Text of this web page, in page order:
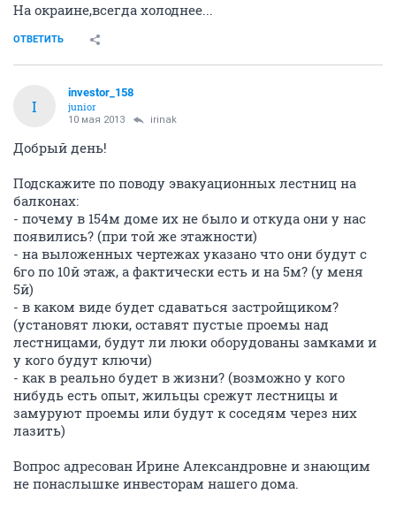
На окраине,всегда холоднее...
ОТВЕТИТЬ
I
investor_158
junior
10 мая 2013 irinak
Добрый день!
Подскажите по поводу эвакуационных лестниц на
балконах:
- почему в 154м доме их не было и откуда они у нас
появились? (при той же этажности)
- на выложенных чертежах указано что они будут с
6го по 10й этаж, а фактически есть и на 5м? (у меня
5й)
- в каком виде будет сдаваться застройщиком?
(установят люки, оставят пустые проемы над
лестницами, будут ли люки оборудованы замками и
у кого будут ключи)
- как в реально будет в жизни? (возможно у кого
нибудь есть опыт, жильцы срежут лестницы и
замуруют проемы или будут к соседям через них
лазить)
Вопрос адресован Ирине Александровне и знающим
не понаслышке инвесторам нашего дома.